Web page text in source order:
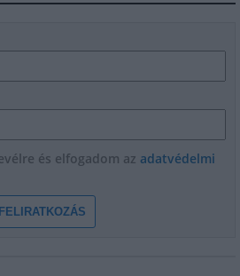
és elfogadom az adatvédelmi
FELIRATKOZÁS